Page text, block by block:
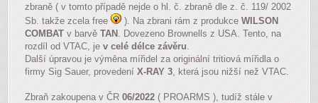
zbraně ( v tomto případě nejde o hl. č. zbraně dle z. č. 119/ 2002
Sb. takže zcela free
). Na zbrani rám z produkce WILSON
COMBAT v barvě TAN . Dovezeno Brownells z USA. Tento, na
rozdíl od VTAC, je v celé délce závěru
Další úpravou je výměna mířidel za originální tritiová mířidla o
firmy Sig Sauer, provedení X-RAY 3 , která jsou nižší než VTAC.
Zbraň zakoupena v ČR 06/2022 ( PROARMS ), tudíž stále v